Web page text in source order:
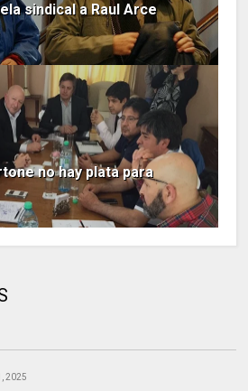
sindical a Raul Arce
no hay plata para
2025